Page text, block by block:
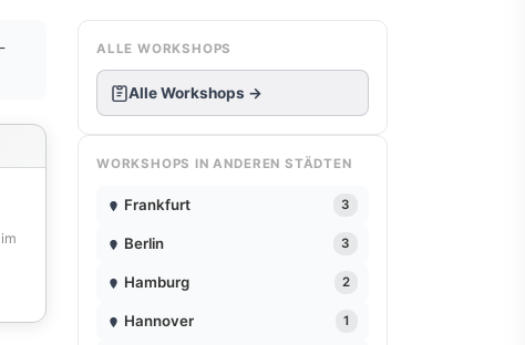
ALLE WORKSHOPS
Alle Workshops →
WORKSHOPS IN ANDEREN STÄDTEN
Frankfurt 3
Berlin 3
Hamburg 2
Hannover 1